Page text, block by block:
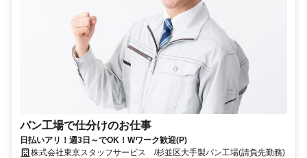
パン工場で仕分けのお仕事
日払いアリ！週3日～でOK！Wワーク歓迎(P)
株式会社東京スタッフサービス /杉並区大手製パン工場(請負先勤務)